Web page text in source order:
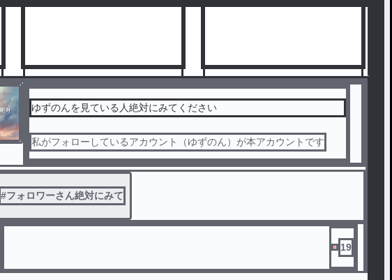
9 10
ゆずのんを見ている人絶対にみてください
私がフォローしているアカウント（ゆずのん）が本アカウントです
#フォロワーさん絶対にみて
19